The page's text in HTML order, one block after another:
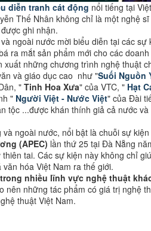
diễn tranh cát động nổi tiếng tại
Thế Nhân không chỉ là một nghệ
ghi nhận.
ngoài nước mời biểu diễn tại các sự
ra mắt sản phẩm mới cho các
những chương trình nghệ thuật
và giáo dục cao như "Suối Nguồn
" Tinh Hoa Xưa" của VTC, " Hạt
" Người Việt - Nước Việt" của Đài
tộc ...được khán thính giả cả nước
ngoài nước, nổi bật là chuỗi sự
(APEC) lần thứ 25 tại Đà Nẵng
tai. Các sự kiện này không chỉ
hóa Việt Nam ra thế giới​​.
nhiều lĩnh vực nghệ thuật
nên những tác phẩm có giá trị nghệ
thuật Việt Nam​​.